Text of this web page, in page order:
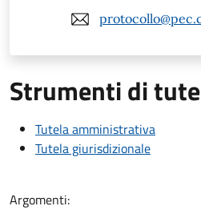
Strumenti di
Tutela amministrativa
Tutela giurisdizionale
Argomenti: